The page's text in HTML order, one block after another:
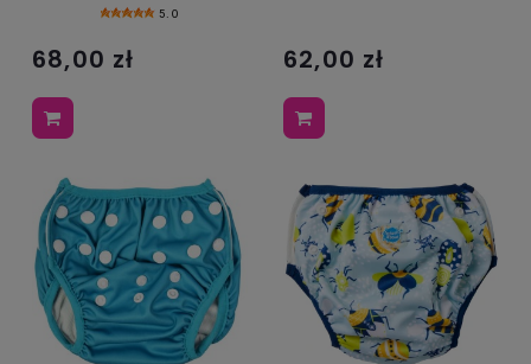
5.0
68,00 zł 62,00 zł